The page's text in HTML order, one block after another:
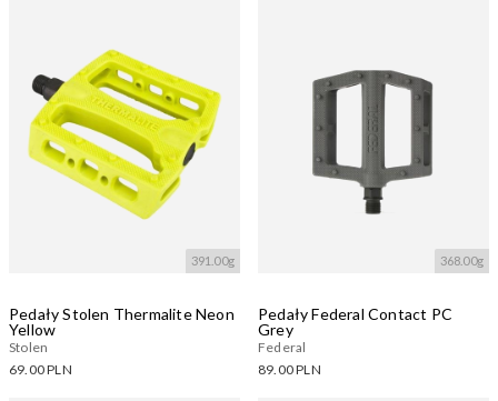
391.00g
Pedały Stolen Thermalite Neon
Yellow
Stolen
69.00 PLN
368.00g
Pedały Federal Contact PC
Grey
Federal
89.00 PLN